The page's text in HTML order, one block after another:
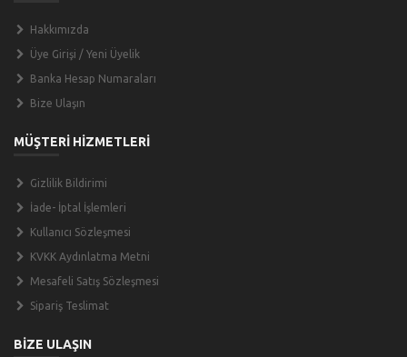
Hakkımızda
Üye Girişi / Yeni Üyelik
Banka Hesap Numaraları
Bize Ulaşın
MÜŞTERİ HİZMETLERİ
Gizlilik Bildirimi
İade- İptal İşlemleri
Kullanıcı Sözleşmesi
KVKK Aydınlatma Metni
Mesafeli Satış Sözleşmesi
Sipariş Teslimat
BİZE ULAŞIN